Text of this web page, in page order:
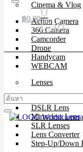
Cinema & Vlog
Action Camera
360 Camera
Camcorder
Drone
Handycam
WEBCAM
Lenses
DSLR Lens
Mirrorless Lens
SLR Lenses
Lens Converter
Step-Up/Down
฿0.000
Cart